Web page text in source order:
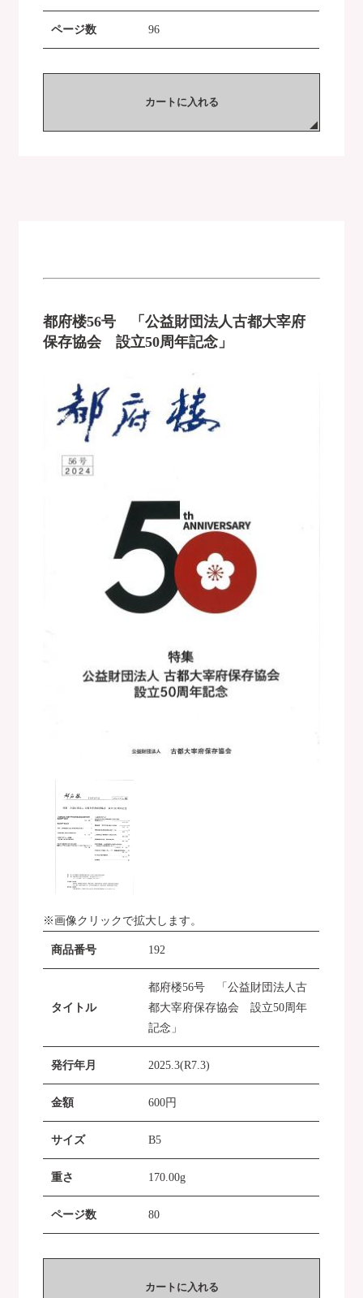
ページ数 96
カートに入れる
都府楼56号 「公益財団法人古都大宰府
保存協会 設立50周年記念」
※画像クリックで拡大します。
商品番号 192
タイトル
都府楼56号 「公益財団法人古
都大宰府保存協会 設立50周年
記念」
発行年月 2025.3(R7.3)
金額 600円
サイズ B5
重さ 170.00g
ページ数 80
カートに入れる